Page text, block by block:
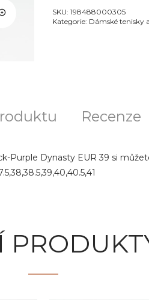
SKU: 198488000305
Kategorie: Dámské tenisky
Recenze
Purple Dynasty EUR 39 si